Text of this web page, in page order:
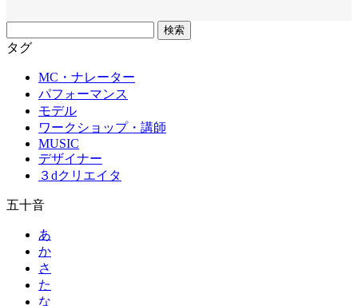
リ
タグ
MC・ナレーター
パフォーマンス
モデル
ワークショップ・講師
MUSIC
デザイナー
３dクリエイタ
五十音
あ
か
さ
た
な